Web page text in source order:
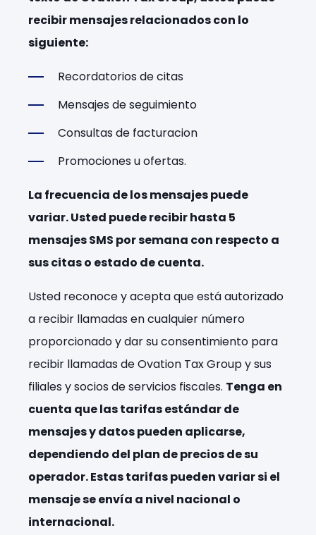
recibir mensajes relacionados con lo
siguiente:
Recordatorios de citas
Mensajes de seguimiento
Consultas de facturacion
Promociones u ofertas.
La frecuencia de los mensajes puede
variar. Usted puede recibir hasta 5
mensajes SMS por semana con respecto a
sus citas o estado de cuenta.
Usted reconoce y acepta que está autorizado
a recibir llamadas en cualquier número
proporcionado y dar su consentimiento para
recibir llamadas de Ovation Tax Group y sus
filiales y socios de servicios fiscales. Tenga en
cuenta que las tarifas estándar de
mensajes y datos pueden aplicarse,
dependiendo del plan de precios de su
operador. Estas tarifas pueden variar si el
mensaje se envía a nivel nacional o
internacional.